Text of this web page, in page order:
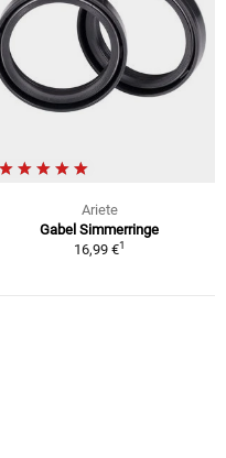
Ariete
Gabel Simmerringe
16,99 €1